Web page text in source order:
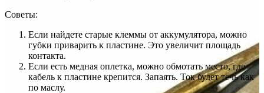
Советы:
Если найдете старые клеммы от аккумулятора, можно
губки приварить к пластине. Это увеличит площадь
контакта.
Если есть медная оплетка, можно обмотать место, где
кабель к пластине крепится. Запаять. Ток будет течь как
по маслу.